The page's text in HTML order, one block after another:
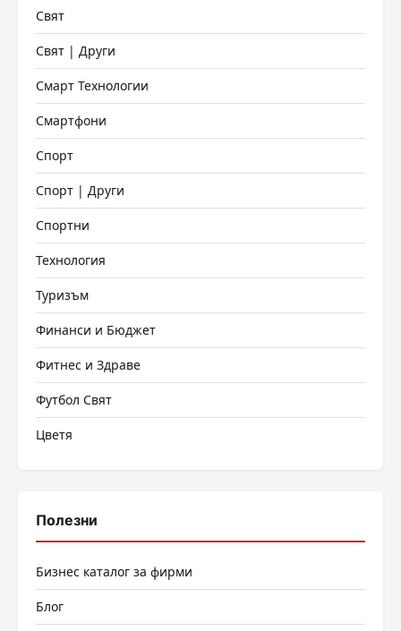
Свят
Свят | Други
Смарт Технологии
Смартфони
Спорт
Спорт | Други
Спортни
Технология
Туризъм
Финанси и Бюджет
Фитнес и Здраве
Футбол Свят
Цветя
Полезни
Бизнес каталог за фирми
Блог